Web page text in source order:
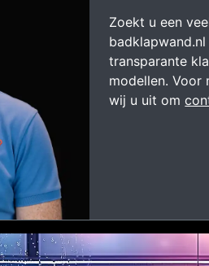
Zoekt u een
transparante
modellen. Voor
wij u uit om